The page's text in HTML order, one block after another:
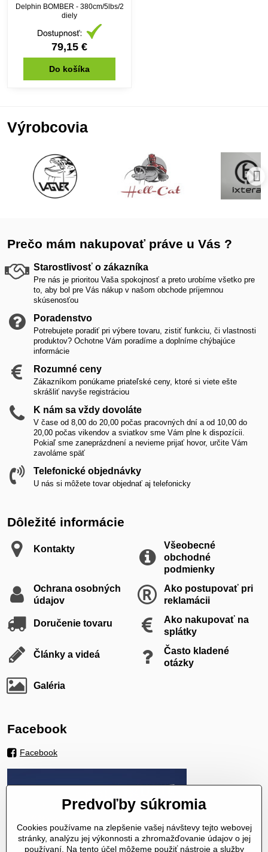
Delphin BOMBER - 380cm/5lbs/2
diely
79,15 €
Do košíka
Výrobcovia
Prečo mám nakupovať práve u Vás ?
Starostlivosť o zákazníka
Pre nás je prioritou Vaša spokojnosť a preto urobíme všetko pre
to, aby bol pre Vás nákup v našom obchode príjemnou
skúsenosťou
Poradenstvo
Potrebujete poradiť pri výbere tovaru, zistiť funkciu, či vlastnosti
produktov? Ochotne Vám poradíme a doplníme chýbajúce
informácie
Rozumné ceny
Zákazníkom ponúkame priateľské ceny, ktoré si viete ešte
skrášliť navyše registráciou
K nám sa vždy dovoláte
V čase od 8,00 do 20,00 počas pracovných dní a od 10,00 do
20,00 počas vikendov a sviatkov sme Vám plne k dispozícii.
Pokiaľ sme zaneprázdnení a nevieme prijať hovor, určite Vám
zavoláme späť
Telefonické objednávky
U nás si môžete tovar objednať aj telefonicky
Dôležité informácie
Kontakty
Všeobecné
obchodné
podmienky
Ochrana osobných
údajov
Ako postupovať pri
reklamácii
Doručenie tovaru
Ako nakupovať na
splátky
Články a videá
Často kladené
otázky
Galéria
Facebook
Facebook
Predvoľby súkromia
Cookies používame na zlepšenie vašej návštevy tejto webovej
stránky, analýzu jej výkonnosti a zhromažďovanie údajov o jej
používaní. Na tento účel môžeme použiť nástroje a služby